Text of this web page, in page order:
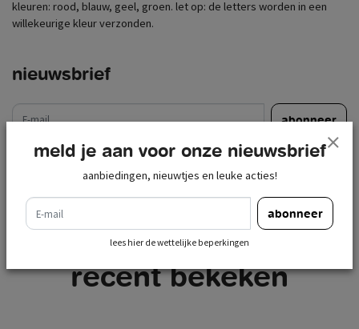
kleuren: rood, blauw, geel, groen. let op: de letters worden in een
willekeurige kleur verzonden.
nieuwsbrief
abonneer
lees hier de wettelijke beperkingen
recent bekeken
meld je aan voor onze nieuwsbrief
aanbiedingen, nieuwtjes en leuke acties!
e-mail
abonneer
lees hier de wettelijke beperkingen